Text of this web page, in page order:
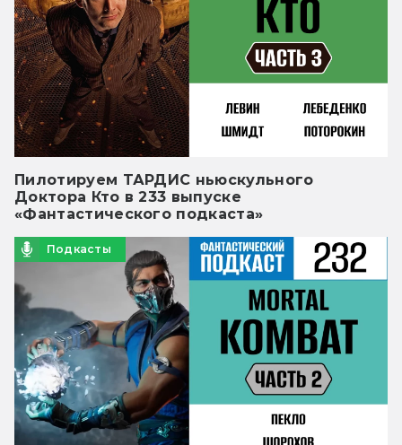
Пилотируем ТАРДИС ньюскульного
Доктора Кто в 233 выпуске
«Фантастического подкаста»
Подкасты